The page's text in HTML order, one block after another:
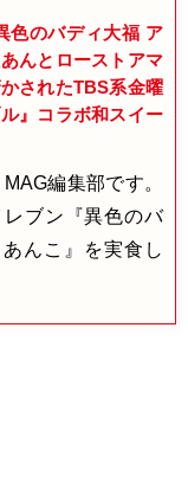
色のバディ大福 ア
んとローストアマ
されたTBS系金曜
』コラボ和スイー
編集部です。
ブン『異色のバ
んこ』を実食し